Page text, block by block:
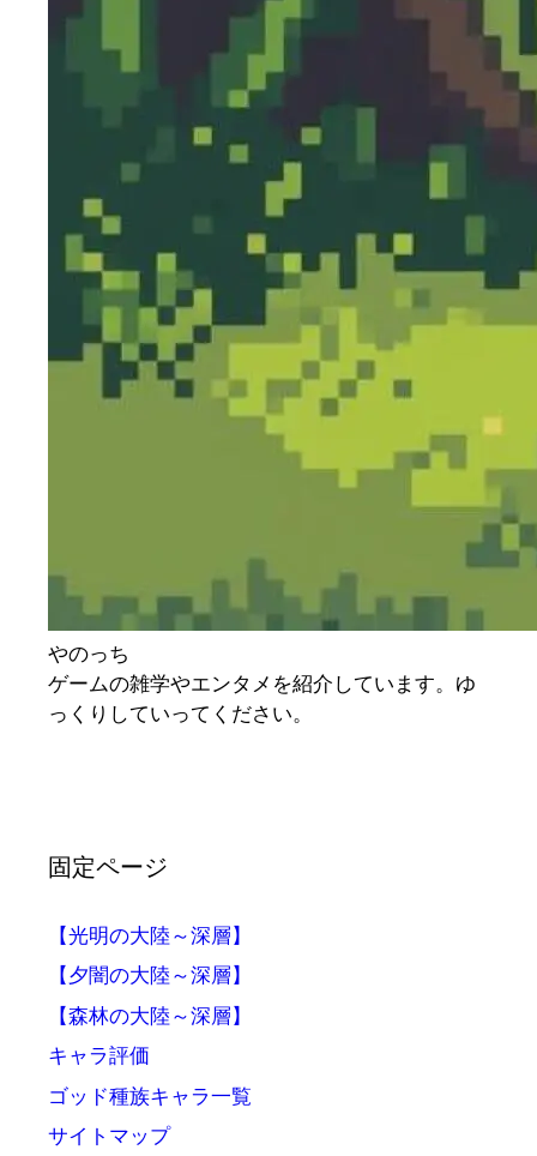
やのっち
ゲームの雑学やエンタメを紹介しています。ゆ
っくりしていってください。
固定ページ
【光明の大陸～深層】
【夕闇の大陸～深層】
【森林の大陸～深層】
キャラ評価
ゴッド種族キャラ一覧
サイトマップ